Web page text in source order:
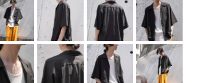
Sasquatchfabrix.
SEALSON
SHINYAKOZUKA
soe